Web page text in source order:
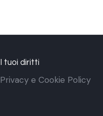
I tuoi diritti
Privacy e Cookie Policy